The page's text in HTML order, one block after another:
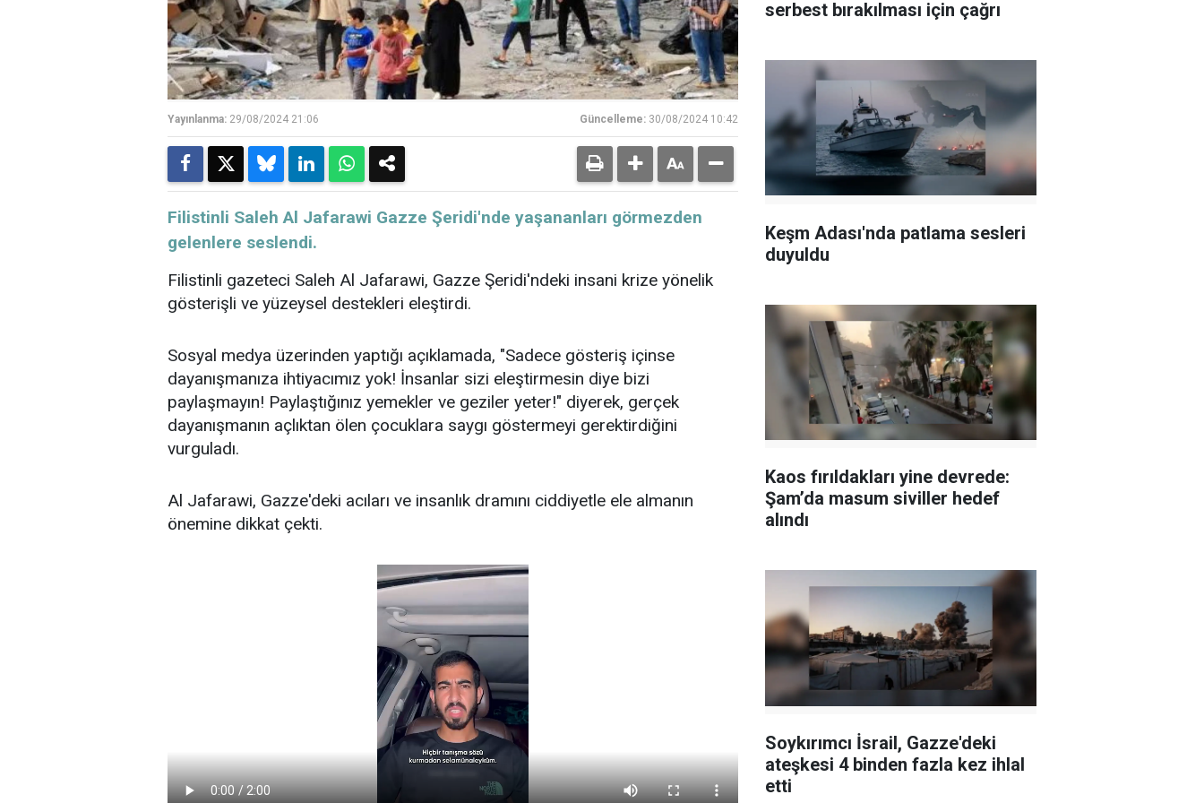
Yayınlanma: 29/08/2024 21:06 Güncelleme: 30/08/2024 10:42
Filistinli Saleh Al Jafarawi Gazze Şeridi'nde yaşananları görmezden
gelenlere seslendi.
Filistinli gazeteci Saleh Al Jafarawi, Gazze Şeridi'ndeki insani krize yönelik
gösterişli ve yüzeysel destekleri eleştirdi.
Sosyal medya üzerinden yaptığı açıklamada, "Sadece gösteriş içinse
dayanışmanıza ihtiyacımız yok! İnsanlar sizi eleştirmesin diye bizi
paylaşmayın! Paylaştığınız yemekler ve geziler yeter!" diyerek, gerçek
dayanışmanın açlıktan ölen çocuklara saygı göstermeyi gerektirdiğini
vurguladı.
Al Jafarawi, Gazze'deki acıları ve insanlık dramını ciddiyetle ele almanın
önemine dikkat çekti.
serbest bırakılması için çağrı
Keşm Adası'nda patlama sesleri
duyuldu
Kaos fırıldakları yine devrede:
Şam’da masum siviller hedef
alındı
Soykırımcı İsrail, Gazze'deki
ateşkesi 4 binden fazla kez ihlal
etti